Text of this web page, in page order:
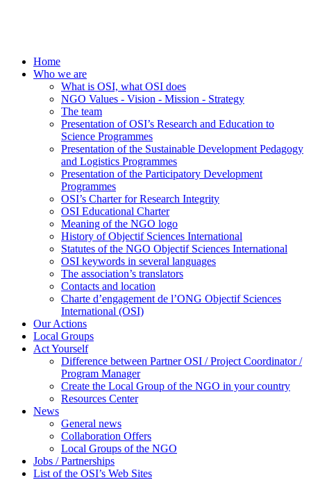
Home
Who we are
What is OSI, what OSI does
NGO Values - Vision - Mission - Strategy
The team
Presentation of OSI’s Research and Education to
Science Programmes
Presentation of the Sustainable Development Pedagogy
and Logistics Programmes
Presentation of the Participatory Development
Programmes
OSI’s Charter for Research Integrity
OSI Educational Charter
Meaning of the NGO logo
History of Objectif Sciences International
Statutes of the NGO Objectif Sciences International
OSI keywords in several languages
The association’s translators
Contacts and location
Charte d’engagement de l’ONG Objectif Sciences
International (OSI)
Our Actions
Local Groups
Act Yourself
Difference between Partner OSI / Project Coordinator /
Program Manager
Create the Local Group of the NGO in your country
Resources Center
News
General news
Collaboration Offers
Local Groups of the NGO
Jobs / Partnerships
List of the OSI’s Web Sites